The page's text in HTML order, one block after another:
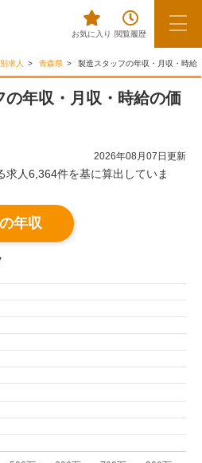
お気に入り 閲覧履歴
求人 青森県 製造スタッフの年収・月収・時給
年収・月収・時給の価
2026年08月07日更新
求人6,364件を基に算出していま
年収